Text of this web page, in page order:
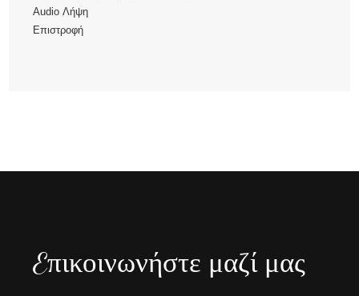
Audio Λήψη
Επιστροφή
Eπικοινωνήστε μαζί μας